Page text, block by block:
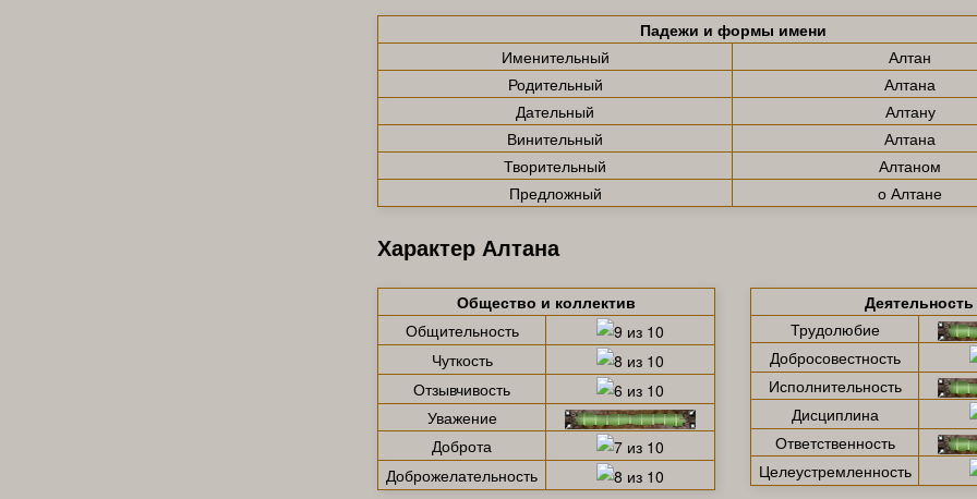
Падежи и формы имени
Именительный
Алтан
Родительный
Алтана
Дательный
Алтану
Винительный
Алтана
Творительный
Алтаном
Предложный
о Алтане
Характер Алтана
Общество и коллектив
Общительность
Чуткость
Отзывчивость
Уважение
Доброта
Доброжелательность
Деятельность
Трудолюбие
Добросовестность
Исполнительность
Дисциплина
Ответственность
Целеустремленность